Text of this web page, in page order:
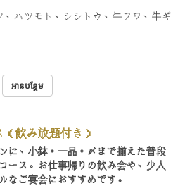
ハツモト、シシトウ、牛フワ、牛ギ
អានបន្ថែម
（飲み放題付き）
に、小鉢・一品・〆まで揃えた普段
ース。お仕事帰りの飲み会や、少人
なご宴会におすすめです。